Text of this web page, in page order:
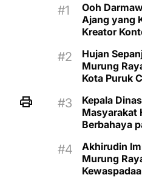
Ooh
Ajang yang
Kreator
Hujan
Murung
Kota Puruk
Kepala
Masyarakat
Berbahaya
Akhirudin
Murung